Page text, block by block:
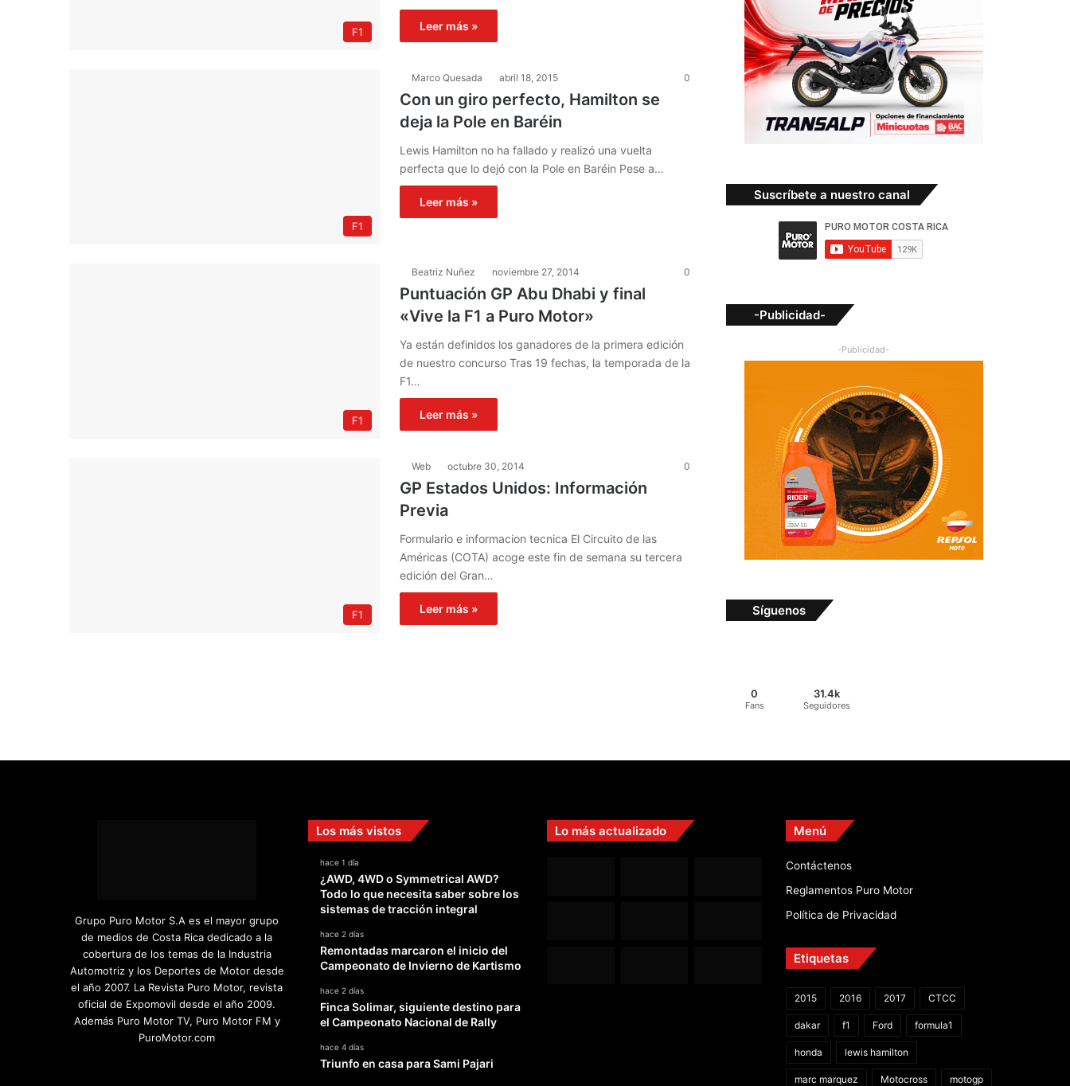
F1 Leer más »
F1
Marco Quesada abril 18, 2015 0
Con un giro perfecto, Hamilton se
deja la Pole en Baréin
Lewis Hamilton no ha fallado y realizó una vuelta
perfecta que lo dejó con la Pole en Baréin Pese a…
Leer más »
F1
Beatriz Nuñez noviembre 27, 2014 0
Puntuación GP Abu Dhabi y final
«Vive la F1 a Puro Motor»
Ya están definidos los ganadores de la primera edición
de nuestro concurso Tras 19 fechas, la temporada de la
F1…
Leer más »
F1
Web octubre 30, 2014 0
GP Estados Unidos: Información
Previa
Formulario e informacion tecnica El Circuito de las
Américas (COTA) acoge este fin de semana su tercera
edición del Gran…
Leer más »
Suscríbete a nuestro canal
-Publicidad-
-Publicidad-
Síguenos
0
Fans
31.4k
Seguidores
Grupo Puro Motor S.A es el mayor grupo
de medios de Costa Rica dedicado a la
cobertura de los temas de la Industria
Automotriz y los Deportes de Motor desde
el año 2007. La Revista Puro Motor, revista
oficial de Expomovil desde el año 2009.
Además Puro Motor TV, Puro Motor FM y
PuroMotor.com
Los más vistos
hace 1 día
¿AWD, 4WD o Symmetrical AWD?
Todo lo que necesita saber sobre los
sistemas de tracción integral
hace 2 días
Remontadas marcaron el inicio del
Campeonato de Invierno de Kartismo
hace 2 días
Finca Solimar, siguiente destino para
el Campeonato Nacional de Rally
hace 4 días
Triunfo en casa para Sami Pajari
Lo más actualizado Menú
Contáctenos
Reglamentos Puro Motor
Política de Privacidad
Etiquetas
2015 2016 2017 CTCC
dakar f1 Ford formula1
honda lewis hamilton
marc marquez Motocross motogp